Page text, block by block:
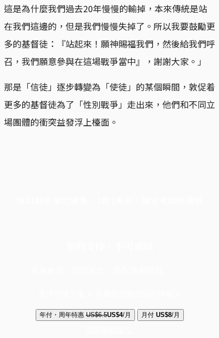
這是為什麼我們過去20年慢慢的輸掉，本來傳統是站
在我們這邊的，但是我們慢慢失掉了。所以我要鼓勵更
多的基督徒：『站起來！願神賜福我們，然後給我們呼
召，我們願意參與在這場戰爭當中』，謝謝大家。」
那是「信徒」逐步轉變為「使徒」的某個瞬間，敦促着
更多的基督徒為了「性別戰爭」走出來，他們和不同立
場團體的衝突益發浮上檯面。
年付・周年特惠 US$6.5US$4/月 月付 US$8/月